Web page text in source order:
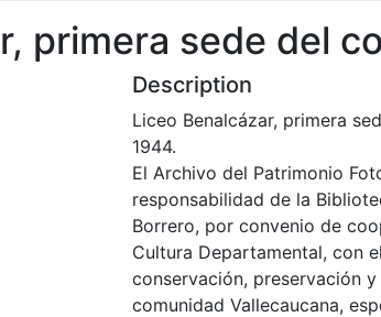
primera sede del
Description
Liceo Benalcázar, primera
1944.
El Archivo del Patrimonio
responsabilidad de la
Borrero, por convenio de
Cultura Departamental, con
conservación, preservación
comunidad Vallecaucana,